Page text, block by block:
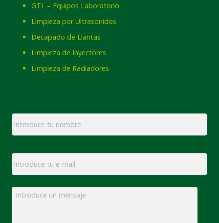
GTL – Equipos Laboratorio
Limpieza por Ultrasonidos
Decapado de Llantas
Limpieza de Inyectores
Limpieza de Radiadores
Nombre *
Email *
Mensaje